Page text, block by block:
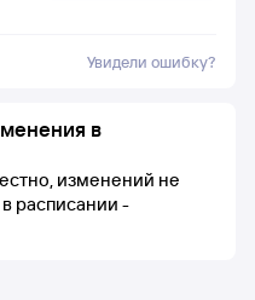
Увидели ошибку?
в
изменений не
расписании -